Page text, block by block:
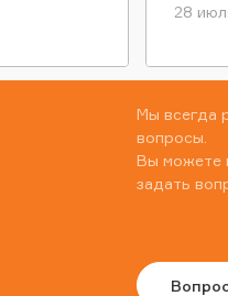
28
Мы всегда
вопросы.
Вы можете
задать